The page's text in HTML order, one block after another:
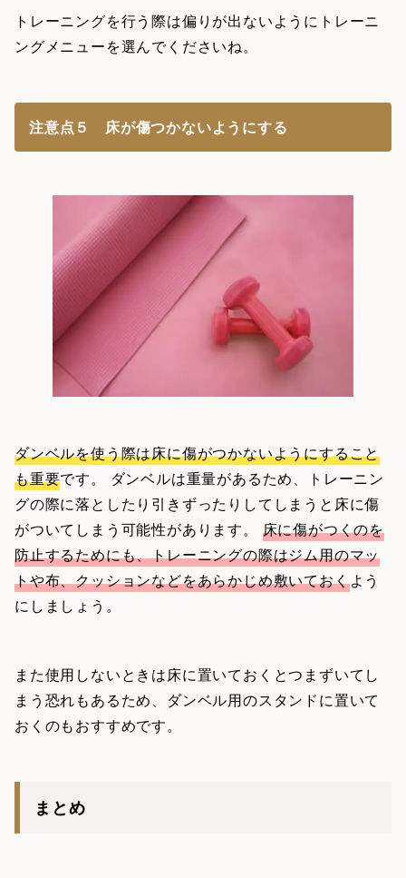
トレーニングを行う際は偏りが出ないようにトレーニ
ングメニューを選んでくださいね。
注意点５ 床が傷つかないようにする
ダンベルを使う際は床に傷がつかないようにすること
も重要です。 ダンベルは重量があるため、トレーニン
グの際に落としたり引きずったりしてしまうと床に傷
がついてしまう可能性があります。 床に傷がつくのを
防止するためにも、トレーニングの際はジム用のマッ
トや布、クッションなどをあらかじめ敷いておくよう
にしましょう。
また使用しないときは床に置いておくとつまずいてし
まう恐れもあるため、ダンベル用のスタンドに置いて
おくのもおすすめです。
まとめ